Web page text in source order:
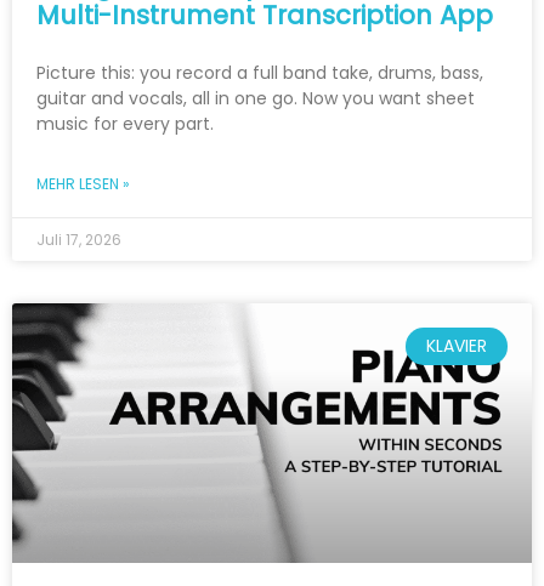
Multi-Instrument Transcription App
Picture this: you record a full band take, drums, bass,
guitar and vocals, all in one go. Now you want sheet
music for every part.
MEHR LESEN »
Juli 17, 2026
KLAVIER